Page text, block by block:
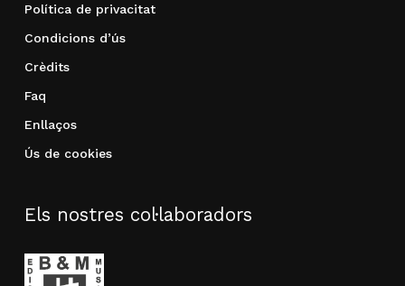
Política de privacitat
Condicions d’ús
Crèdits
Faq
Enllaços
Ús de cookies
Els nostres col·laboradors